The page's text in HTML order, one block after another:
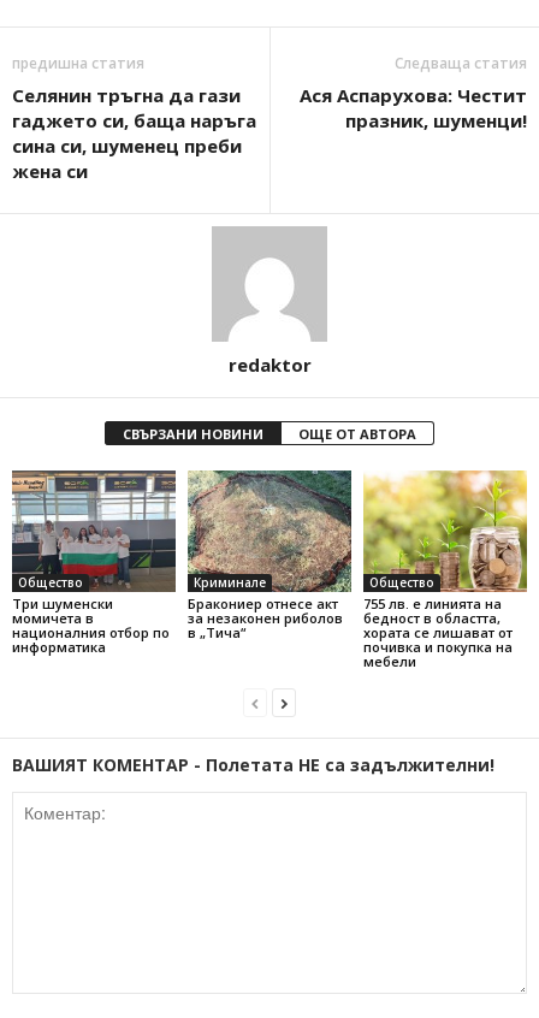
предишна статия
Селянин тръгна да гази
гаджето си, баща наръга
сина си, шуменец преби
жена си
Следваща статия
Ася Аспарухова: Честит
празник, шуменци!
redaktor
СВЪРЗАНИ НОВИНИ ОЩЕ ОТ АВТОРА
Общество
Три шуменски
момичета в
националния отбор по
информатика
Криминале
Бракониер отнесе акт
за незаконен риболов
в „Тича“
Общество
755 лв. е линията на
бедност в областта,
хората се лишават от
почивка и покупка на
мебели
ВАШИЯТ КОМЕНТАР - Полетата НЕ са задължителни!